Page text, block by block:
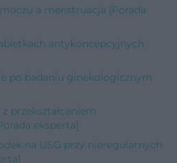
a menstruacja [Porada
antykoncepcyjnych
po badaniu ginekologicznym
przekształceniem
eksperta]
na USG przy nieregularnych